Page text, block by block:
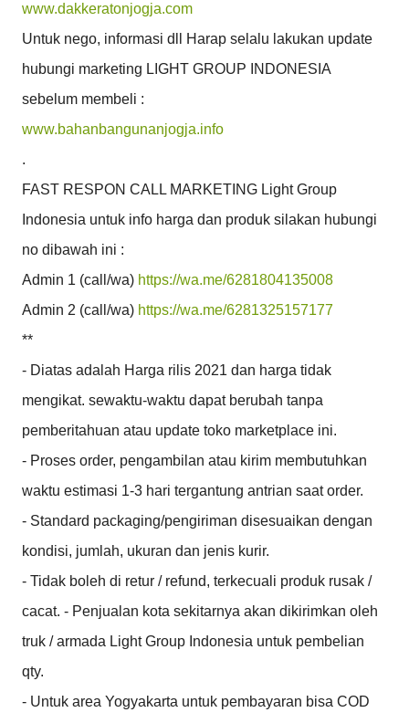
www.dakkeratonjogja.com
Untuk nego, informasi dll Harap selalu lakukan update
hubungi marketing LIGHT GROUP INDONESIA
www.bahanbangunanjogja.info
.
FAST RESPON CALL MARKETING Light Group
Indonesia untuk info harga dan produk silakan hubungi
no dibawah ini :
Admin 1 (call/wa) https://wa.me/6281804135008
Admin 2 (call/wa) https://wa.me/6281325157177
**
- Diatas adalah Harga rilis 2021 dan harga tidak
mengikat. sewaktu-waktu dapat berubah tanpa
pemberitahuan atau update toko marketplace ini.
- Proses order, pengambilan atau kirim membutuhkan
waktu estimasi 1-3 hari tergantung antrian saat order.
- Standard packaging/pengiriman disesuaikan dengan
kondisi, jumlah, ukuran dan jenis kurir.
- Tidak boleh di retur / refund, terkecuali produk rusak /
cacat. - Penjualan kota sekitarnya akan dikirimkan oleh
truk / armada Light Group Indonesia untuk pembelian
qty.
- Untuk area Yogyakarta untuk pembayaran bisa COD